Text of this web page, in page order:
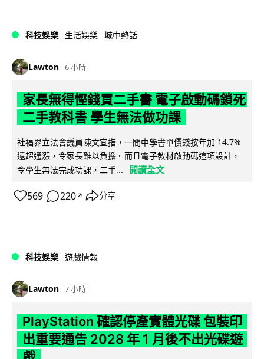
科技娛樂 生活娛樂 城中熱話
Lawton 6 小時
家長無得慳錢買二手書 電子啟動碼鎖死
二手教科書 學生無法做功課
社福界立法會議員陳文宜指，一間中學書單價錢按年加 14.7%
遠超通漲，令家長難以負擔。而且電子教材啟動碼這項設計，
令學生無法完成功課，二手...
閱讀全文
569 220 ↗ 分享
科技娛樂 遊戲情報
Lawton 7 小時
PlayStation 確認停產實體光碟 包裝印
出重要通告 2028 年 1 月後不出光碟遊